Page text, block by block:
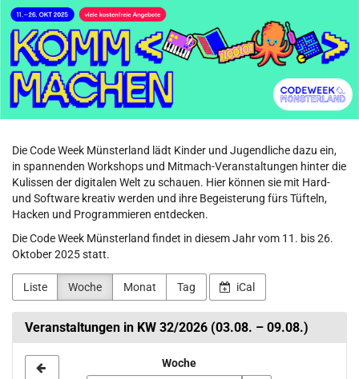
Zum
Haupt-
Inhalt
springen
Code
Week
Münsterland
Die Code Week Münsterland lädt Kinder und Jugendliche dazu ein,
in spannenden Workshops und Mitmach-Veranstaltungen hinter die
Kulissen der digitalen Welt zu schauen. Hier können sie mit Hard-
und Software kreativ werden und ihre Begeisterung fürs Tüfteln,
Hacken und Programmieren entdecken.
Die Code Week Münsterland findet in diesem Jahr vom 11. bis 26.
Oktober 2025 statt.
Liste Woche Monat Tag iCal
Veranstaltungen in KW 32/2026 (03.08. – 09.08.)
Woche